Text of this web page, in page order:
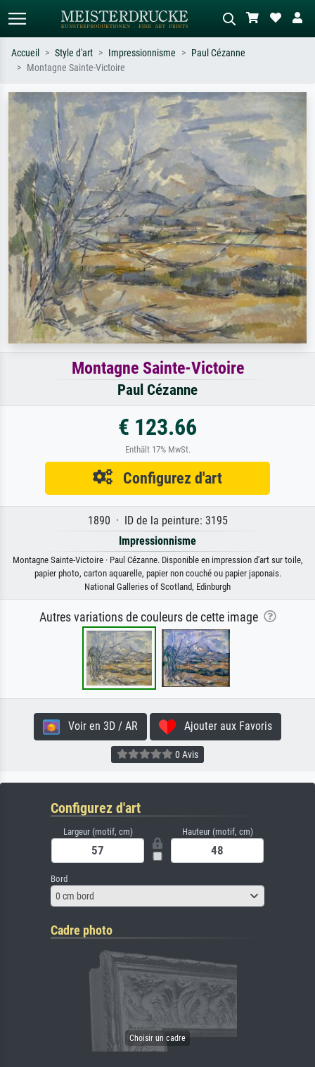
Recherchez par artiste, titre ou style –
ex. Monet, Nuit étoilée,
impressionnisme, vague de Hokusai,
nu.
Décrivez la scène – ex. prairie verte,
abstrait avec beaucoup de rouge,
tableau sombre, nu debout près d'un
arbre.
Accueil Style d'art Impressionnisme
Paul Cézanne
Montagne Sainte-Victoire
Montagne Sainte-Victoire
Paul Cézanne
€ 123.66
Enthält 17% MwSt.
Configurez d'art
1890 · ID de la peinture: 3195
Impressionnisme
Montagne Sainte-Victoire · Paul Cézanne. Disponible en impression d'art sur toile,
papier photo, carton aquarelle, papier non couché ou papier japonais.
National Galleries of Scotland, Edinburgh
Autres variations de couleurs de cette image
Voir en 3D / AR Ajouter aux Favoris
0 Avis
Configurez d'art
Largeur (motif, cm) Hauteur (motif, cm)
Bord
0 cm bord
Cadre photo